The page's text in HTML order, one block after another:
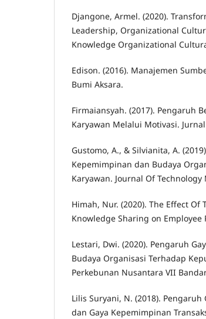
Djangone, Armel. (2020).
Leadership, Organizational
Knowledge Organizational
Edison. (2016). Manajemen
Bumi Aksara.
Firmaiansyah. (2017). Pengaruh
Karyawan Melalui Motivasi.
Gustomo, A., & Silvianita, A.
Kepemimpinan dan Budaya
Karyawan. Journal Of
Himah, Nur. (2020). The Effect
Knowledge Sharing on Employee
Lestari, Dwi. (2020). Pengaruh
Budaya Organisasi Terhadap
Perkebunan Nusantara VII
Lilis Suryani, N. (2018).
dan Gaya Kepemimpinan